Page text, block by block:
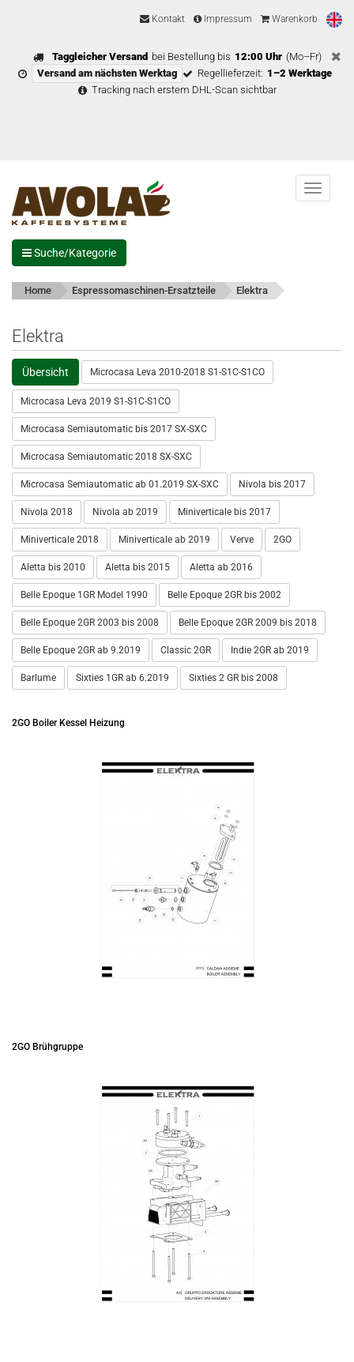
Kontakt Impressum Warenkorb
Taggleicher Versand bei Bestellung bis 12:00 Uhr (Mo–Fr)
Versand am nächsten Werktag
Regellieferzeit: 1–2 Werktage
Tracking nach erstem DHL-Scan sichtbar
Menu
Suche/Kategorie
Home Espressomaschinen-Ersatzteile Elektra
Elektra
Übersicht Microcasa Leva 2010-2018 S1-S1C-S1CO
Microcasa Leva 2019 S1-S1C-S1CO
Microcasa Semiautomatic bis 2017 SX-SXC
Microcasa Semiautomatic 2018 SX-SXC
Microcasa Semiautomatic ab 01.2019 SX-SXC Nivola bis 2017
Nivola 2018 Nivola ab 2019 Miniverticale bis 2017
Miniverticale 2018 Miniverticale ab 2019 Verve 2GO
Aletta bis 2010 Aletta bis 2015 Aletta ab 2016
Belle Epoque 1GR Model 1990 Belle Epoque 2GR bis 2002
Belle Epoque 2GR 2003 bis 2008 Belle Epoque 2GR 2009 bis 2018
Belle Epoque 2GR ab 9.2019 Classic 2GR Indie 2GR ab 2019
Barlume Sixties 1GR ab 6.2019 Sixties 2 GR bis 2008
2GO Boiler Kessel Heizung
2GO Brühgruppe